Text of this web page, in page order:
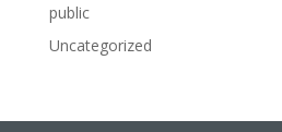
public
Uncategorized